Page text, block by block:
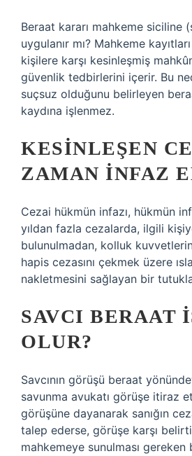
Beraat kararı mahkeme siciline
uygulanır mı? Mahkeme
kişilere karşı kesinleşmiş
güvenlik tedbirlerini içerir. Bu
suçsuz olduğunu belirleyen
kaydına işlenmez.
KESINLEŞEN
ZAMAN INFAZ
Cezai hükmün infazı, hükmün
yıldan fazla cezalarda, ilgili
bulunulmadan, kolluk
hapis cezasını çekmek üzere
nakletmesini sağlayan bir
SAVCI BERAAT
OLUR?
Savcının görüşü beraat
savunma avukatı görüşe itiraz
görüşüne dayanarak sanığın
talep ederse, görüşe karşı
mahkemeye sunulması